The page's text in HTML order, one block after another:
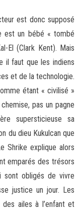
est donc supposé
est un bébé « tombé
El (Clark Kent). Mais
il faut que les indiens
et de la technologie.
étant « civilisé »
pas un pagne
supersticieuse sa
du dieu Kukulcan que
Shrike explique alors
emparés des trésors
sont obligés de vivre
justice un jour. Les
des ailes à l’enfant et